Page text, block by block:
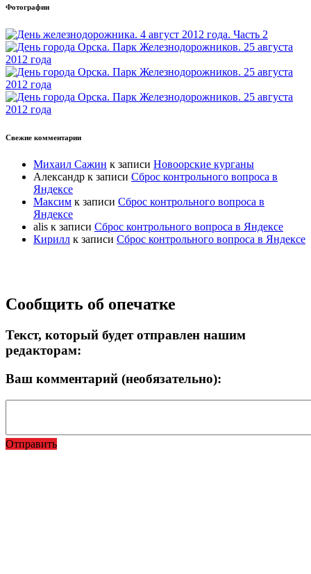
Фотографии
Свежие комментарии
Михаил Сажин к записи Новоорские курганы
Александр к записи Сброс контрольного вопроса в
Яндексе
Максим к записи Сброс контрольного вопроса в
Яндексе
alis к записи Сброс контрольного вопроса в Яндексе
Кирилл к записи Сброс контрольного вопроса в Яндексе
Прокрутка
вверх
Сообщить об опечатке
Текст, который будет отправлен нашим
редакторам:
Ваш комментарий (необязательно):
Отправить